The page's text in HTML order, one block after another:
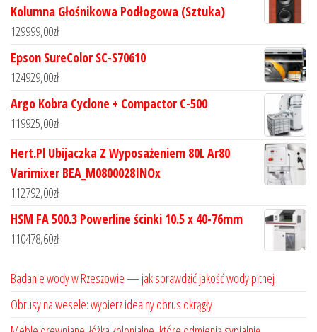
Kolumna Głośnikowa Podłogowa (Sztuka)
129999,00zł
Epson SureColor SC-S70610
124929,00zł
Argo Kobra Cyclone + Compactor C-500
119925,00zł
Hert.Pl Ubijaczka Z Wyposażeniem 80L Ar80
Varimixer BEA_M0800028INOx
112792,00zł
HSM FA 500.3 Powerline ścinki 10.5 x 40-76mm
110478,60zł
Badanie wody w Rzeszowie — jak sprawdzić jakość wody pitnej
Obrusy na wesele: wybierz idealny obrus okrągły